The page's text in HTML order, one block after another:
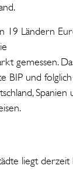
19 Ländern
gemessen.
BIP und
Spanien
liegt derzeit